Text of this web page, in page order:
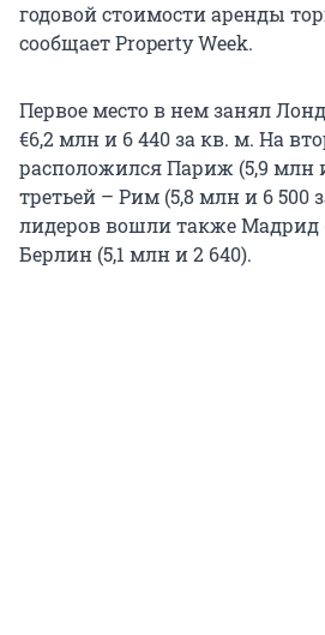
годовой стоимости аренды
сообщает Property Week.
Первое место в нем занял
€6,2 млн и 6 440 за кв. м. На
расположился Париж (5,9 млн
третьей – Рим (5,8 млн и 6 500
лидеров вошли также Мадрид
Берлин (5,1 млн и 2 640).